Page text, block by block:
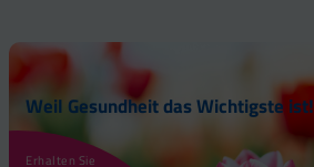
Weil Gesundheit das Wichtigste ist!
Erhalten Sie